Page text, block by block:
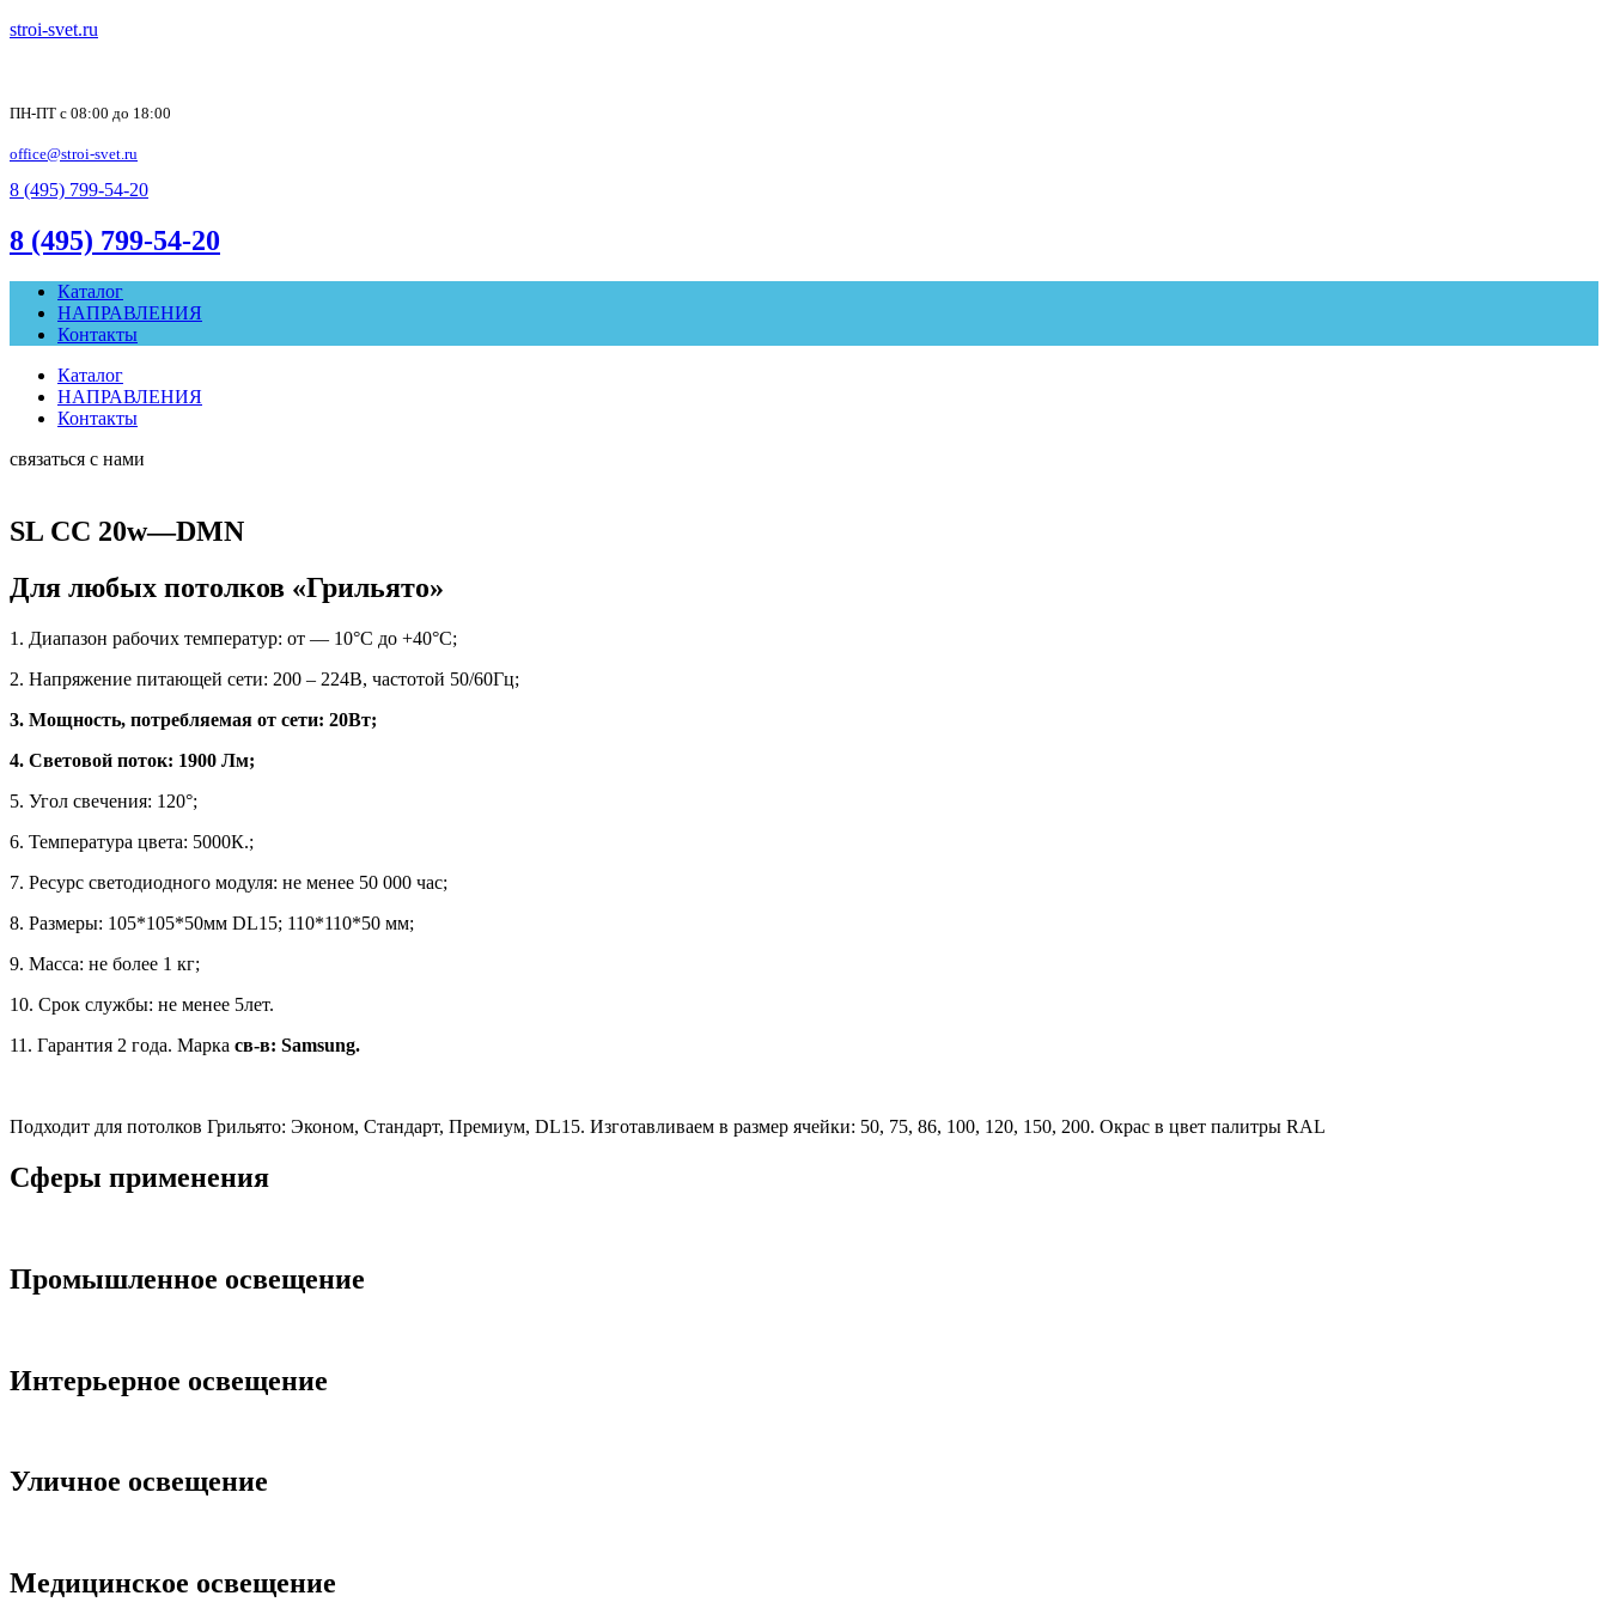
stroi-svet.ru
ПН-ПТ с 08:00 до 18:00
office@stroi-svet.ru
8 (495) 799-54-20
8 (495) 799-54-20
Каталог
НАПРАВЛЕНИЯ
Контакты
Каталог
НАПРАВЛЕНИЯ
Контакты
связаться с нами
SL CC 20w—DMN
Для любых потолков «Грильято»
1. Диапазон рабочих температур: от — 10°С до +40°С;
2. Напряжение питающей сети: 200 – 224В, частотой 50/60Гц;
3. Мощность, потребляемая от сети: 20Вт;
4. Световой поток: 1900 Лм;
5. Угол свечения: 120°;
6. Температура цвета: 5000К.;
7. Ресурс светодиодного модуля: не менее 50 000 час;
8. Размеры: 105*105*50мм DL15; 110*110*50 мм;
9. Масса: не более 1 кг;
10. Срок службы: не менее 5лет.
11. Гарантия 2 года. Марка св-в: Samsung.
Подходит для потолков Грильято: Эконом, Стандарт, Премиум, DL15. Изготавливаем в размер ячейки: 50, 75, 86, 100, 120, 150, 200. Окрас в цвет палитры RAL
Сферы применения
Промышленное освещение
Интерьерное освещение
Уличное освещeние
Медицинское освещение